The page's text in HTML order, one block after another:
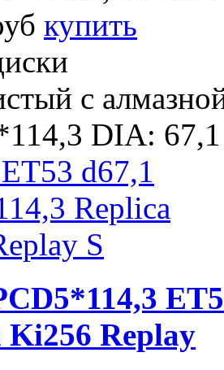
купить
с
DIA: 67,1
Ki256 Replay